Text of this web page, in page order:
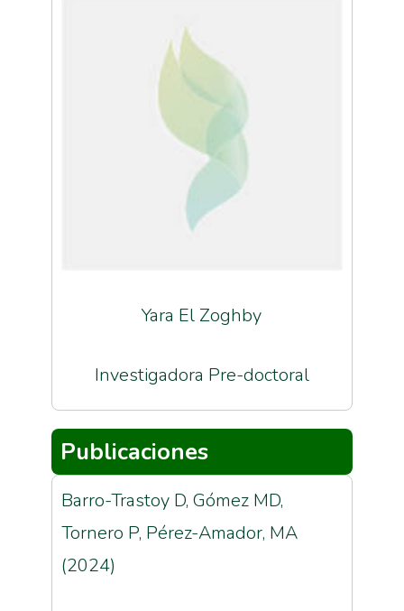
Yara El Zoghby
Investigadora Pre-doctoral
Publicaciones
Barro-Trastoy D, Gómez MD,
Tornero P, Pérez-Amador, MA
(2024)